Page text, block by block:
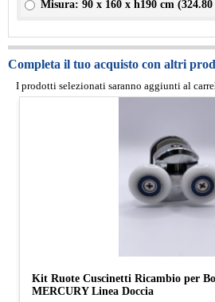
Misura: 90 x 160 x h190 cm (324.80
Completa il tuo acquisto con altri
I prodotti selezionati saranno aggiunti al
Kit Ruote Cuscinetti Ricambio per
MERCURY Linea Doccia